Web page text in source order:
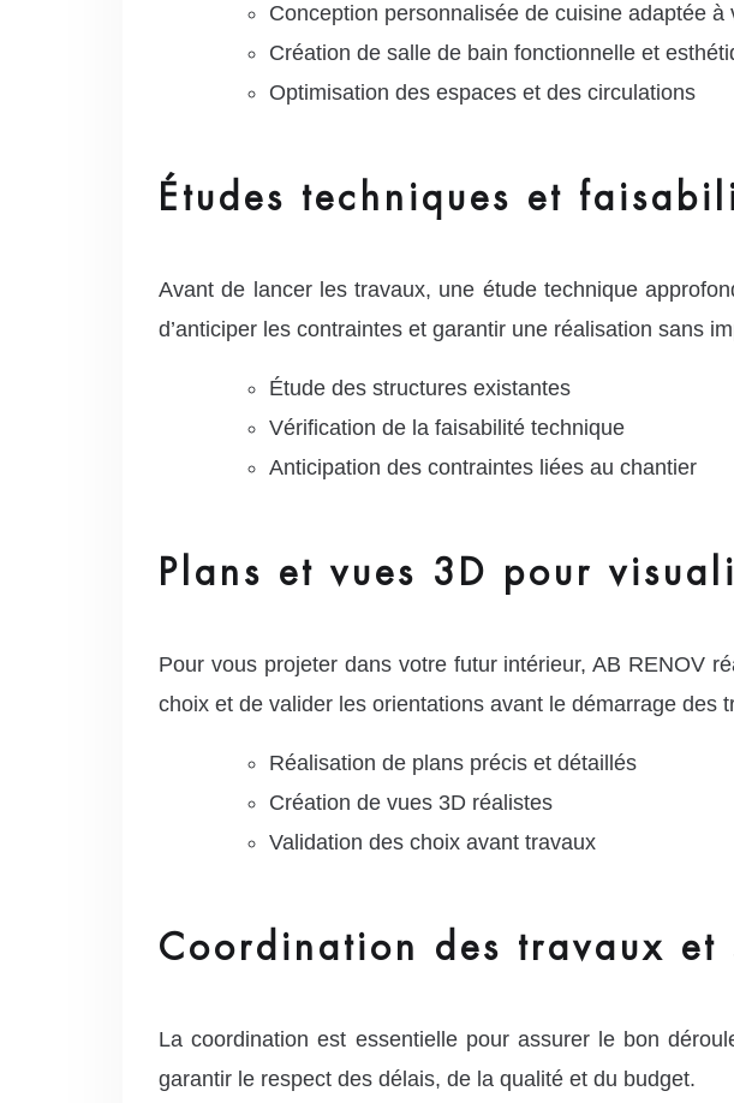
Conception personnalisée de cuisine adaptée à
Création de salle de bain fonctionnelle et
Optimisation des espaces et des circulations
Études techniques et
Avant de lancer les travaux, une étude technique
d’anticiper les contraintes et garantir une réalisation sans
Étude des structures existantes
Vérification de la faisabilité technique
Anticipation des contraintes liées au chantier
Plans et vues 3D pour
Pour vous projeter dans votre futur intérieur, AB RENOV
choix et de valider les orientations avant le démarrage des
Réalisation de plans précis et détaillés
Création de vues 3D réalistes
Validation des choix avant travaux
Coordination des travaux
La coordination est essentielle pour assurer le bon
garantir le respect des délais, de la qualité et du budget.